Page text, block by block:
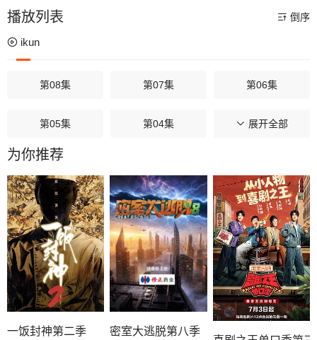
播放列表 倒序
ikun
第08集 第07集 第06集
第05集 第04集 第03集
第02集
展开全部
为你推荐
一饭封神第二季 密室大逃脱第八季